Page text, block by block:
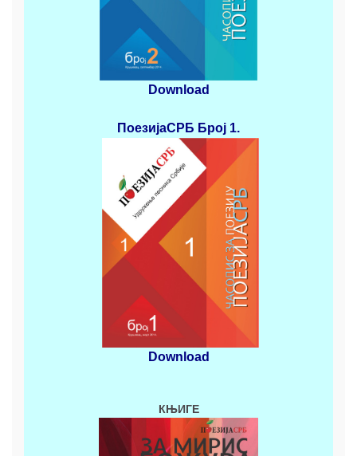
Download
ПоезијаСРБ Број 1.
Download
КЊИГЕ